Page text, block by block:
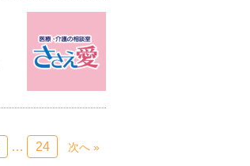
… 24 次へ »